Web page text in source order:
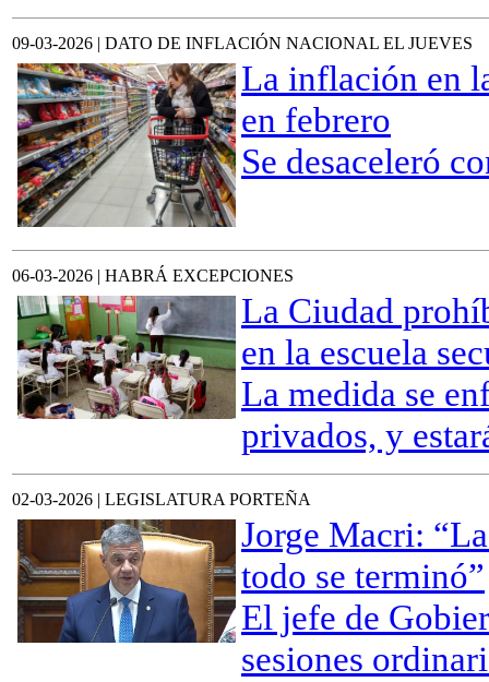
09-03-2026 | DATO DE INFLACIÓN NACIONAL EL JUEVES
La inflación en
en febrero
Se desaceleró
06-03-2026 | HABRÁ EXCEPCIONES
La Ciudad
en la escuela
La medida se
privados, y
02-03-2026 | LEGISLATURA PORTEÑA
Jorge Macri:
todo se terminó”
El jefe de
sesiones